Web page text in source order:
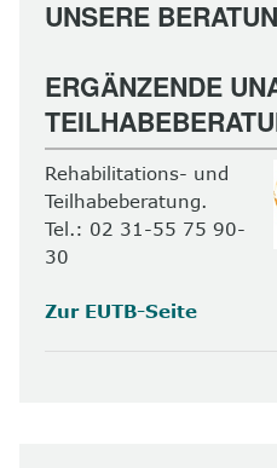
UNSERE
ERGÄNZENDE
Rehabilitations- und
Teilhabeberatung.
Tel.: 02 31-55 75 90-
30
Zur EUTB-Seite